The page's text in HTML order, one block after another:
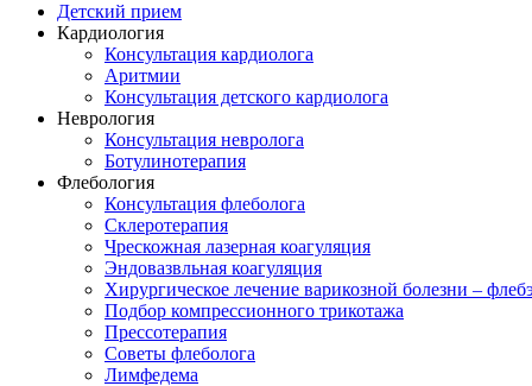
Детский прием
Кардиология
Консультация кардиолога
Аритмии
Консультация детского кардиолога
Неврология
Консультация невролога
Ботулинотерапия
Флебология
Консультация флеболога
Склеротерапия
Чрескожная лазерная коагуляция
Эндовазвльная коагуляция
Хирургическое лечение варикозной болезни –
Подбор компрессионного трикотажа
Прессотерапия
Советы флеболога
Лимфедема